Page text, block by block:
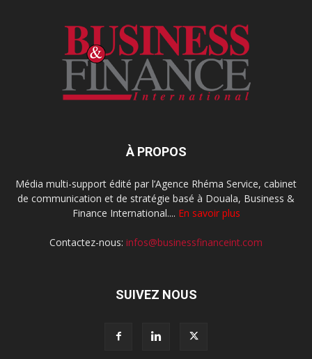
À PROPOS
Média multi-support édité par l’Agence Rhéma Service, cabinet
de communication et de stratégie basé à Douala, Business &
Finance International.... En savoir plus
Contactez-nous: infos@businessfinanceint.com
SUIVEZ NOUS